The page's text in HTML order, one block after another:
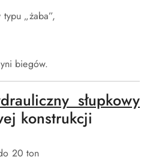
„żaba”,
biegów.
słupkowy
konstrukcji
20 ton